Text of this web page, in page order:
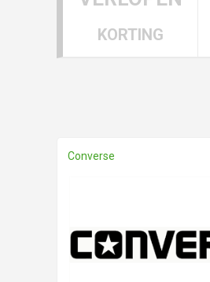
KORTING
Converse